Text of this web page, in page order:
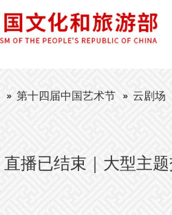
第十四届中国艺术节 云剧场
直播已结束｜大型主